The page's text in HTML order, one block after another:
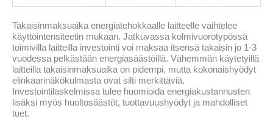
Takaisinmaksuaika energiatehokkaalle laitteelle vaihtelee
käyttöintensiteetin mukaan. Jatkuvassa kolmivuorotypössä
toimivilla laitteilla investointi voi maksaa itsensä takaisin jo 1-3
vuodessa pelkästään energiasäästöillä. Vähemmän käytetyillä
laitteilla takaisinmaksuaika on pidempi, mutta kokonaishyödyt
elinkaarinäkökulmasta ovat silti merkittäviä.
Investointilaskelmissa tulee huomioida energiakustannusten
lisäksi myös huoltosäästöt, tuottavuushyödyt ja mahdolliset
tuet.